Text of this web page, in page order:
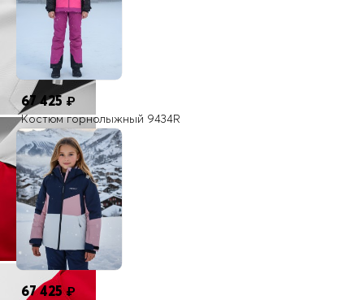
67 425₽
Костюм горнолыжный 9434R
67 425₽